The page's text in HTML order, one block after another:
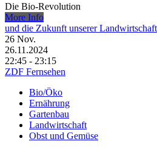
Die Bio-Revolution
More Info
und die Zukunft unserer Landwirtschaft
26 Nov.
26.11.2024
22:45 - 23:15
ZDF Fernsehen
Bio/Öko
Ernährung
Gartenbau
Landwirtschaft
Obst und Gemüse